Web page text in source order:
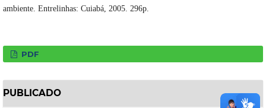
ambiente. Entrelinhas: Cuiabá, 2005. 296p.
PDF
PUBLICADO